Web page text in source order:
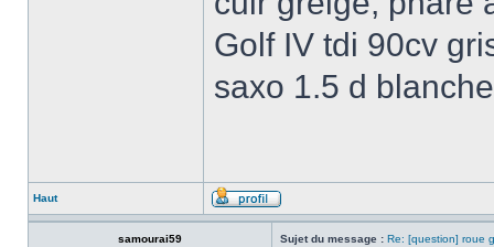
Golf IV tdi 90cv
saxo 1.5 d
Haut
samourai59 Sujet du message : Re: [question] roue